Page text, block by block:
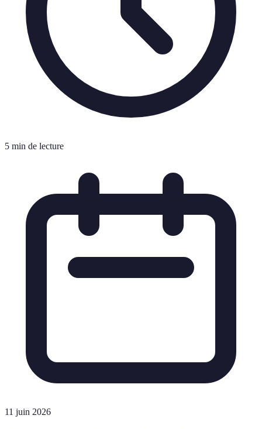
5 min de lecture
11 juin 2026